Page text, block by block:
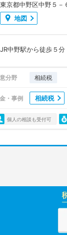
東京都中野区中野５
地図
JR中野駅から徒歩５分
分野 相続税
・事例 相続税
個人の相談も受付可